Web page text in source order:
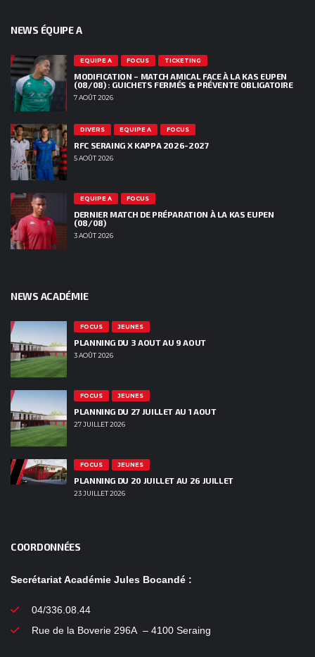
NEWS ÉQUIPE A
EQUIPE A FOCUS TICKETING
MODIFICATION – MATCH AMICAL FACE À LA KAS EUPEN
(08/08) : GUICHETS FERMÉS & PRÉVENTE OBLIGATOIRE
7 AOÛT 2026
DIVERS EQUIPE A FOCUS
RFC SERAING X KAPPA 2026-2027
5 AOÛT 2026
EQUIPE A FOCUS
DERNIER MATCH DE PRÉPARATION À LA KAS EUPEN
(08/08)
3 AOÛT 2026
NEWS ACADÉMIE
FOCUS JEUNES
PLANNING DU 3 AOUT AU 9 AOUT
3 AOÛT 2026
FOCUS JEUNES
PLANNING DU 27 JUILLET AU 1 AOUT
27 JUILLET 2026
FOCUS JEUNES
PLANNING DU 20 JUILLET AU 26 JUILLET
23 JUILLET 2026
COORDONNÉES
Secrétariat Académie Jules Bocandé :
04/336.08.44
Rue de la Boverie 296A – 4100 Seraing